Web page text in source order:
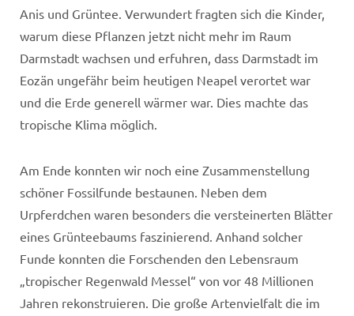
Anis und Grüntee. Verwundert fragten sich die Kinder,
warum diese Pflanzen jetzt nicht mehr im Raum
Darmstadt wachsen und erfuhren, dass Darmstadt im
Eozän ungefähr beim heutigen Neapel verortet war
und die Erde generell wärmer war. Dies machte das
tropische Klima möglich.
Am Ende konnten wir noch eine Zusammenstellung
schöner Fossilfunde bestaunen. Neben dem
Urpferdchen waren besonders die versteinerten Blätter
eines Grünteebaums faszinierend. Anhand solcher
Funde konnten die Forschenden den Lebensraum
„tropischer Regenwald Messel“ von vor 48 Millionen
Jahren rekonstruieren. Die große Artenvielfalt die im